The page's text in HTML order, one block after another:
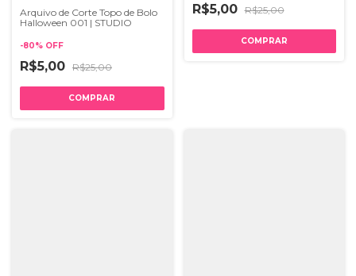
Arquivo de Corte Topo de Bolo
Halloween 001 | STUDIO
-80% OFF
R$5,00 R$25,00
R$5,00 R$25,00